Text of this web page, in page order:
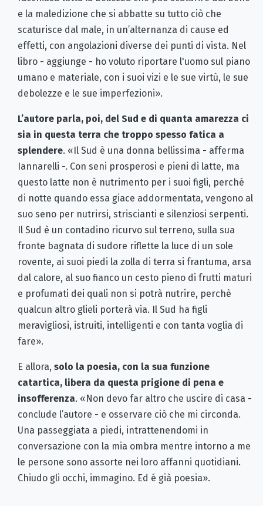
e la maledizione che si abbatte su tutto ciò che
scaturisce dal male, in un’alternanza di cause ed
effetti, con angolazioni diverse dei punti di vista. Nel
libro - aggiunge - ho voluto riportare l'uomo sul piano
umano e materiale, con i suoi vizi e le sue virtù, le sue
debolezze e le sue imperfezioni».
L’autore parla, poi, del Sud e di quanta amarezza ci
sia in questa terra che troppo spesso fatica a
splendere. «Il Sud è una donna bellissima - afferma
Iannarelli -. Con seni prosperosi e pieni di latte, ma
questo latte non è nutrimento per i suoi figli, perché
di notte quando essa giace addormentata, vengono al
suo seno per nutrirsi, striscianti e silenziosi serpenti.
Il Sud è un contadino ricurvo sul terreno, sulla sua
fronte bagnata di sudore riflette la luce di un sole
rovente, ai suoi piedi la zolla di terra si frantuma, arsa
dal calore, al suo fianco un cesto pieno di frutti maturi
e profumati dei quali non si potrà nutrire, perchè
qualcun altro glieli porterà via. Il Sud ha figli
meravigliosi, istruiti, intelligenti e con tanta voglia di
fare».
E allora, solo la poesia, con la sua funzione
catartica, libera da questa prigione di pena e
insofferenza. «Non devo far altro che uscire di casa -
conclude l’autore - e osservare ciò che mi circonda.
Una passeggiata a piedi, intrattenendomi in
conversazione con la mia ombra mentre intorno a me
le persone sono assorte nei loro affanni quotidiani.
Chiudo gli occhi, immagino. Ed é già poesia».